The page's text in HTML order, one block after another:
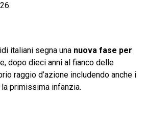
italiani segna una nuova fase per
dopo dieci anni al fianco delle
raggio d’azione includendo anche i
primissima infanzia.